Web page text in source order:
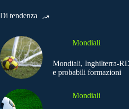
Di tendenza
Mondiali
Mondiali, Inghilterra-
e probabili formazioni
Mondiali